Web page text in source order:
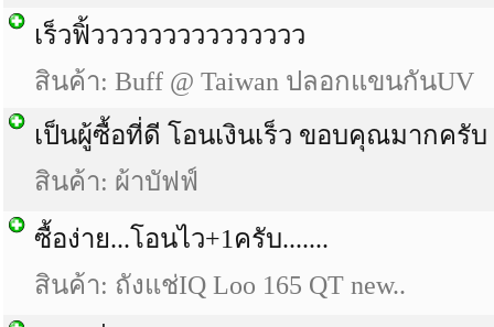
เร็วฟิ้ววววววววววววววว
สินค้า: Buff @ Taiwan ปลอกแขนกันUV
เป็นผู้ซื้อที่ดี โอนเงินเร็ว ขอบคุณมากครับ
สินค้า: ผ้าบัฟฟ์
ซื้อง่าย...โอนไว+1ครับ.......
สินค้า: ถังแช่IQ Loo 165 QT new..